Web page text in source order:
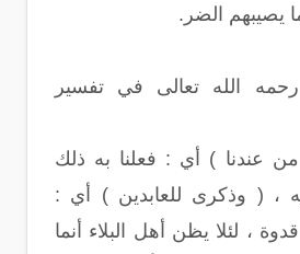
يصيبهم الضر.
الله تعالى في تفسير
عندنا ) أي : فعلنا به ذلك
، ( وذكرى للعابدين ) أي :
، لئلا يظن أهل البلاء أنما